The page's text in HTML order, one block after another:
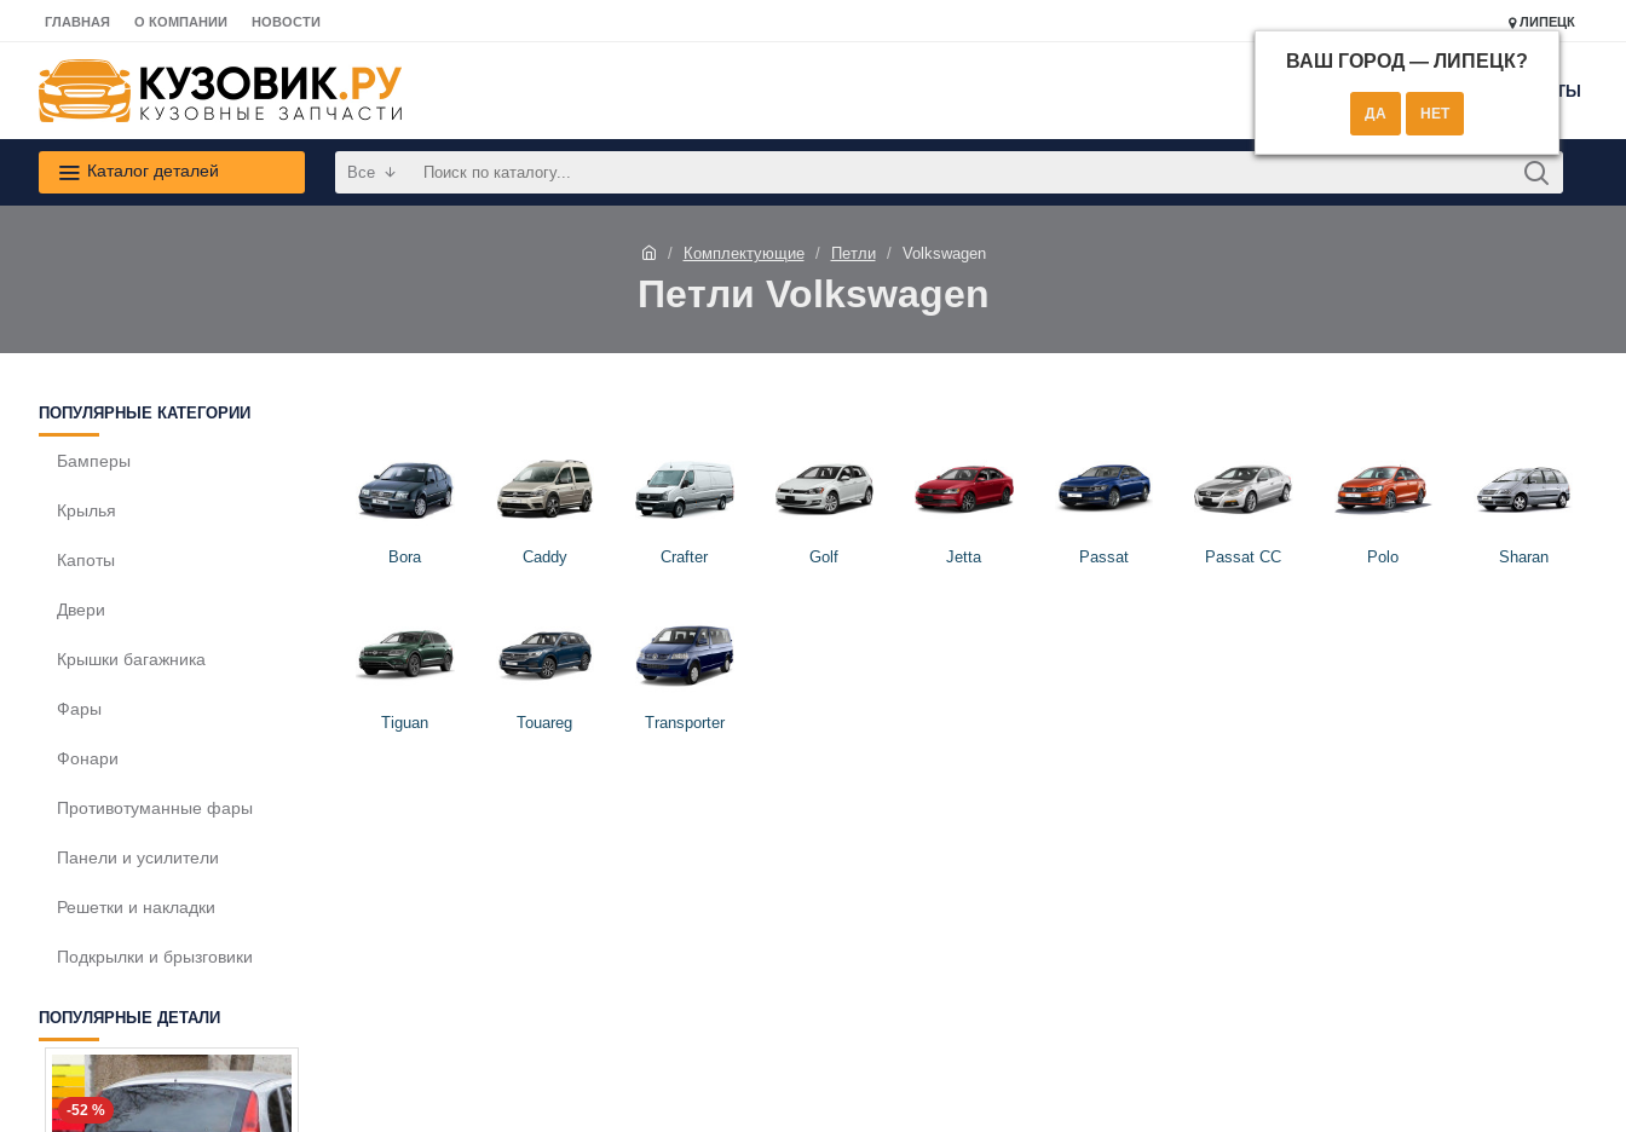
ГЛАВНАЯ О КОМПАНИИ НОВОСТИ ЛИПЕЦК
ВАШ ГОРОД — ЛИПЕЦК?
КОНТАКТЫ
Каталог деталей Все
Комплектующие Петли Volkswagen
Петли Volkswagen
ПОПУЛЯРНЫЕ КАТЕГОРИИ
Бамперы
Крылья
Капоты
Двери
Крышки багажника
Фары
Фонари
Противотуманные фары
Панели и усилители
Решетки и накладки
Подкрылки и брызговики
ПОПУЛЯРНЫЕ ДЕТАЛИ
-52 %
Bora Caddy Crafter Golf Jetta Passat Passat CC Polo Sharan
Tiguan Touareg Transporter